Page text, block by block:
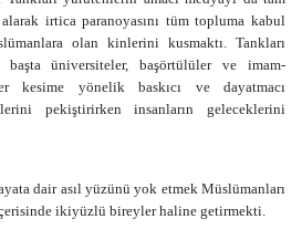
irtica paranoyasını tüm topluma kabul
olan kinlerini kusmaktı. Tankları
başta üniversiteler, başörtülüler ve imam-
kesime yönelik baskıcı ve dayatmacı
pekiştirirken insanların geleceklerini
dair asıl yüzünü yok etmek Müslümanları
ikiyüzlü bireyler haline getirmekti.